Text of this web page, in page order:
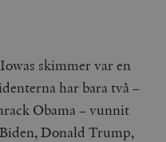
skimmer var en
har bara två –
Obama – vunnit
Donald Trump,